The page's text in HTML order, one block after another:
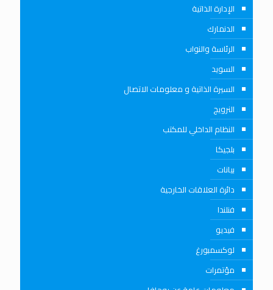
الإدارة الذاتية
الدنمارك
الرئاسة والنواب
السويد
السيرة الذاتية و معلومات الاتصال
النرويج
النظام الداخلي للمكتب
بلجيكا
بيانات
دائرة العلاقات الخارجية
فنلندا
فيديو
لوكسمبورغ
مؤتمرات